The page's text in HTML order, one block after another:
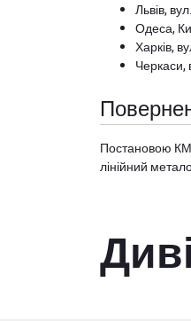
Львів,
Одеса,
Харків,
Черкаси,
Постановою
лінійний